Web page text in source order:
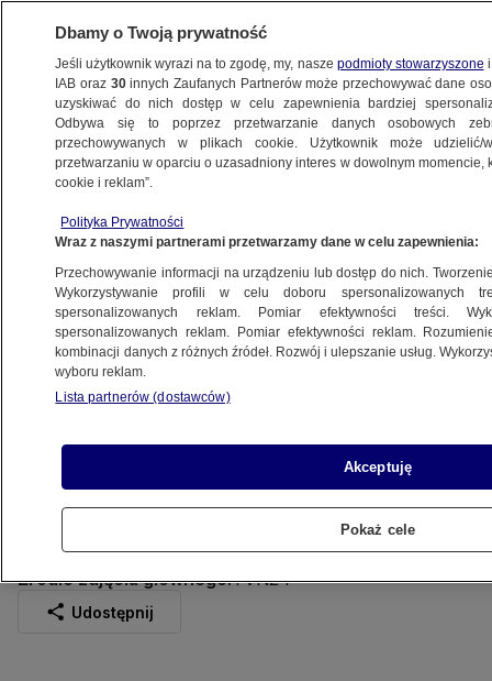
Izdebska o projektach pomocowych
Ukraińców od fundacji Teofi Polskie
Serce
Źródło:TVN24
Źródło zdjęcia głównego:TVN24
Udostępnij
Dbamy o Twoją prywatność
Jeśli użytkownik wyrazi na to zgodę, my, nasze podmioty stowarzyszone
IAB oraz 30innych Zaufanych Partnerów może przechowywać dane
uzyskiwać do nich dostęp w celu zapewnienia bardziej
Odbywa się to poprzez przetwarzanie danych osobowych
przechowywanych w plikach cookie. Użytkownik może
przetwarzaniu w oparciu o uzasadniony interes w dowolnym momencie,
cookie i reklam”.
Polityka Prywatności
Wraz z naszymi partnerami przetwarzamy dane w celu zapewnienia:
Przechowywanie informacji na urządzeniu lub dostęp do nich.
Wykorzystywanie profili w celu doboru spersonalizowanych
spersonalizowanych reklam. Pomiar efektywności treści.
spersonalizowanych reklam. Pomiar efektywności reklam.
kombinacji danych z różnych źródeł. Rozwój i ulepszanie usług.
wyboru reklam.
Lista partnerów (dostawców)
Akceptuję
Pokaż cele